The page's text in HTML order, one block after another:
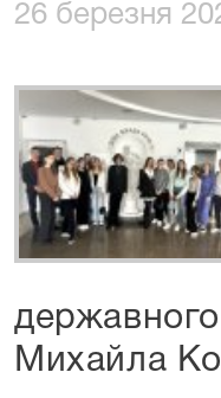
26 березня
державного
Михайла